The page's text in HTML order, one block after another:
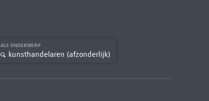
ALS ONDERWERP
kunsthandelaren (afzonderlijk)